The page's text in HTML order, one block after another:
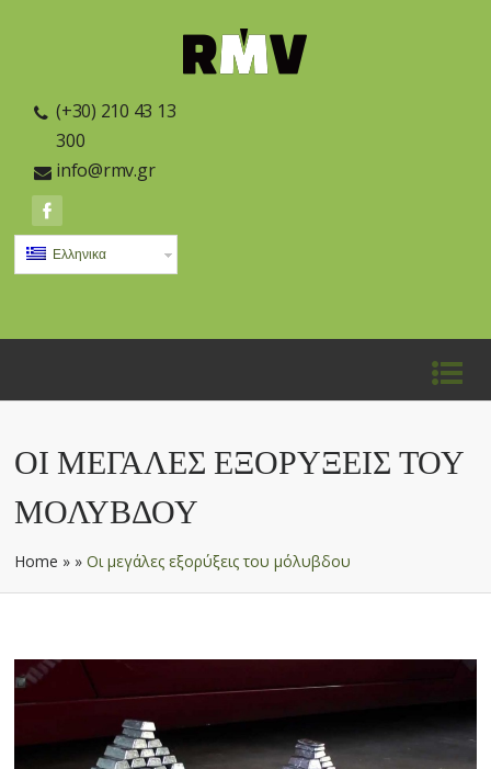
(+30) 210 43 13
300
info@rmv.gr
Ελληνικα
ΟΙ ΜΕΓΆΛΕΣ ΕΞΟΡΎΞΕΙΣ ΤΟΥ
ΜΌΛΥΒΔΟΥ
Home » »Οι μεγάλες εξορύξεις του μόλυβδου